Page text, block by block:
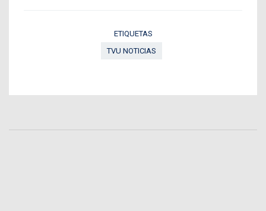
ETIQUETAS
TVU NOTICIAS